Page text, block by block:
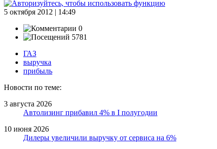
5 октября 2012 | 14:49
0
5781
ГАЗ
выручка
прибыль
Новости по теме:
3 августа 2026
Автолизинг прибавил 4% в I полугодии
10 июня 2026
Дилеры увеличили выручку от сервиса на 6%